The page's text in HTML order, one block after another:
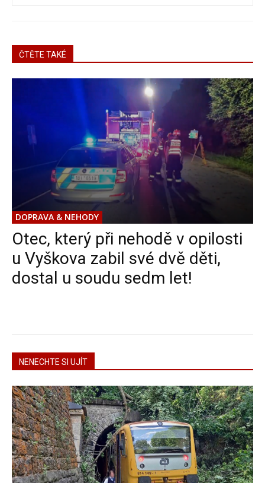
ČTĚTE TAKÉ
DOPRAVA & NEHODY
Otec, který při nehodě v opilosti
u Vyškova zabil své dvě děti,
dostal u soudu sedm let!
NENECHTE SI UJÍT